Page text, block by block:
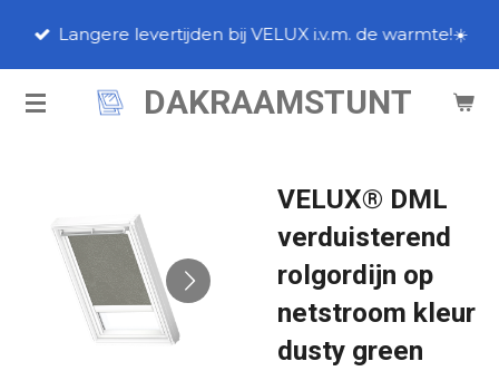
de
DAKRAAMSTUNT
Langere levertijden bij VELUX i.v.m. de warmte!☀️
VELUX® DML
verduisterend
rolgordijn op
netstroom kleur
dusty green